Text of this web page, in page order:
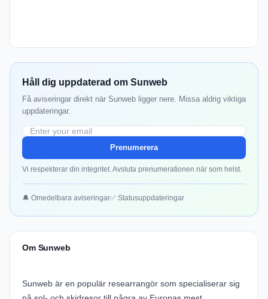
Håll dig uppdaterad om Sunweb
Få aviseringar direkt när Sunweb ligger nere. Missa aldrig viktiga
uppdateringar.
Prenumerera
Vi respekterar din integritet. Avsluta prenumerationen när som helst.
🔔 Omedelbara aviseringar✅ Statusuppdateringar
Om Sunweb
Sunweb är en populär researrangör som specialiserar sig